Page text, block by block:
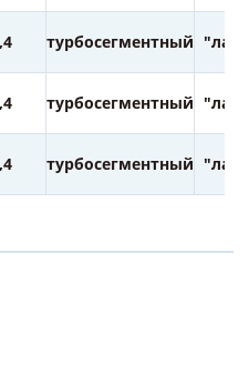
турбосегментный
турбосегментный
турбосегментный